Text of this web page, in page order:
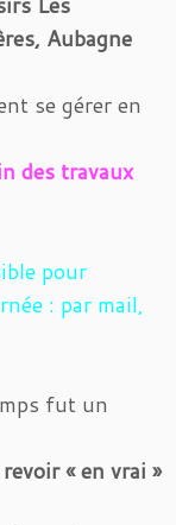
Aubagne
se gérer en
des travaux
pour
: par mail,
fut un
« en vrai »